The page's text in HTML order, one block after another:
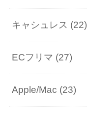
キャシュレス (22)
ECフリマ (27)
Apple/Mac (23)